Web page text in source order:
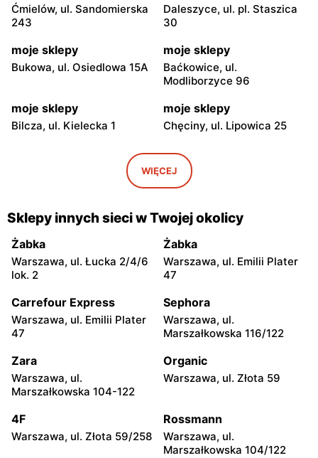
Ćmielów, ul. Sandomierska
243
Daleszyce, ul. pl. Staszica
30
moje sklepy
Bukowa, ul. Osiedlowa 15A
moje sklepy
Baćkowice, ul.
Modliborzyce 96
moje sklepy
Bilcza, ul. Kielecka 1
moje sklepy
Chęciny, ul. Lipowica 25
Iwaniska, ul. Ujazdowska 5
moje sklepy
Bogoria, ul. Rynek 30
Gorzyce, ul. Szkolna 44 Grębów, ul. Wydrza 180
moje sklepy
Jadachy, ul. Jadachy 111
moje sklepy
Jeżowe, ul. Zalesie 77
Kazimierza Wielka, ul.
Kolejowa 15
Kamień, ul. Błonie 23
Górki, ul. Górki 71
Gumniska, ul. Gumniska
157C
Iwierzyce, ul. Iwierzyce
152A
Tczew, ul. Franciszka Żwirki
61
WIĘCEJ
Sklepy innych sieci w Twojej okolicy
Żabka
Warszawa, ul. Łucka 2/4/6
lok. 2
Żabka
Warszawa, ul. Emilii Plater
47
Carrefour Express
Warszawa, ul. Emilii Plater
47
Sephora
Warszawa, ul.
Marszałkowska 116/122
Zara
Warszawa, ul.
Marszałkowska 104-122
Organic
Warszawa, ul. Złota 59
4F
Warszawa, ul. Złota 59/258
Rossmann
Warszawa, ul.
Marszałkowska 104/122